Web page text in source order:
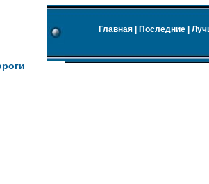
Главная Последние